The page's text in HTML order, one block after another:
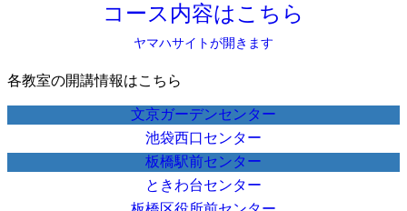
コース内容はこちら
ヤマハサイトが開きます
各教室の開講情報はこちら
文京ガーデンセンター
池袋西口センター
板橋駅前センター
ときわ台センター